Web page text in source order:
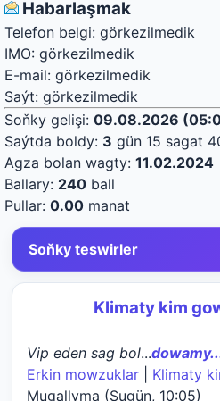
Habarlaşmak
Telefon belgi: görkezilmedik
IMO: görkezilmedik
E-mail: görkezilmedik
Saýt: görkezilmedik
Soňky gelişi: 09.08.2026
Saýtda boldy: 3 gün 15 sagat
Agza bolan wagty: 11.02.2024
Ballary: 240 ball
Pullar: 0.00 manat
Soňky teswirler
Klimaty kim
Vip eden sag bol...
Erkin mowzuklar
Klimaty
Mugallyma (Şugün, 10:05)